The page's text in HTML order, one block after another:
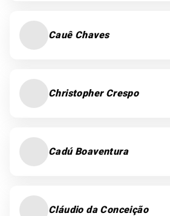
Cauê Chaves
Christopher Crespo
Cadú Boaventura
Cláudio da Conceição